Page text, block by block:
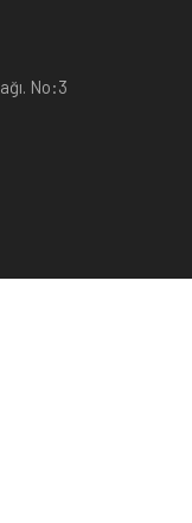
No:3